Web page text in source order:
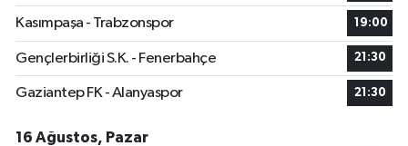
Kasımpaşa - Trabzonspor 19:00
Gençlerbirliği S.K. - Fenerbahçe 21:30
Gaziantep FK - Alanyaspor 21:30
16 Ağustos, Pazar